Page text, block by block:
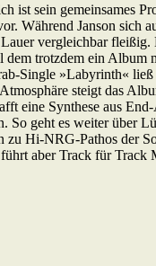
ist sein gemeinsames
Während Janson sich
vergleichbar
trotzdem ein Album
Single »Labyrinth«
steigt das
eine Synthese aus
So geht es weiter über
Hi-NRG-Pathos der
aber Track für Track